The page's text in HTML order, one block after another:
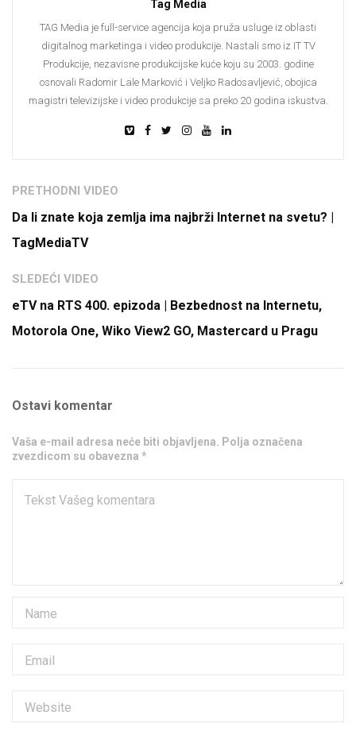
Tag Media
TAG Media je full-service agencija koja pruža usluge iz oblasti
digitalnog marketinga i video produkcije. Nastali smo iz IT TV
Produkcije, nezavisne produkcijske kuće koju su 2003. godine
osnovali Radomir Lale Marković i Veljko Radosavljević, obojica
magistri televizijske i video produkcije sa preko 20 godina iskustva.
PRETHODNI VIDEO
Da li znate koja zemlja ima najbrži Internet na svetu? |
TagMediaTV
SLEDEĆI VIDEO
eTV na RTS 400. epizoda | Bezbednost na Internetu,
Motorola One, Wiko View2 GO, Mastercard u Pragu
Ostavi komentar
Vaša e-mail adresa neće biti objavljena. Polja označena
zvezdicom su obavezna *